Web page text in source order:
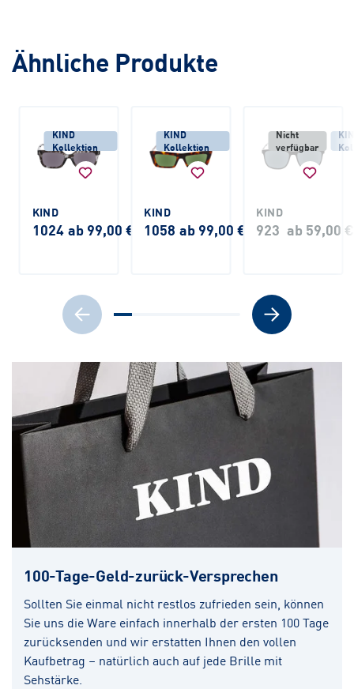
Ähnliche Produkte
KIND
Kollektion
KIND
1024 ab 99,00 €
KIND
Kollektion
KIND
1058 ab 99,00 €
Nicht
verfügbar
KIND
923 ab 59,00 €
100-Tage-Geld-zurück-Versprechen
Sollten Sie einmal nicht restlos zufrieden sein, können
Sie uns die Ware einfach innerhalb der ersten 100 Tage
zurücksenden und wir erstatten Ihnen den vollen
Kaufbetrag – natürlich auch auf jede Brille mit
Sehstärke.